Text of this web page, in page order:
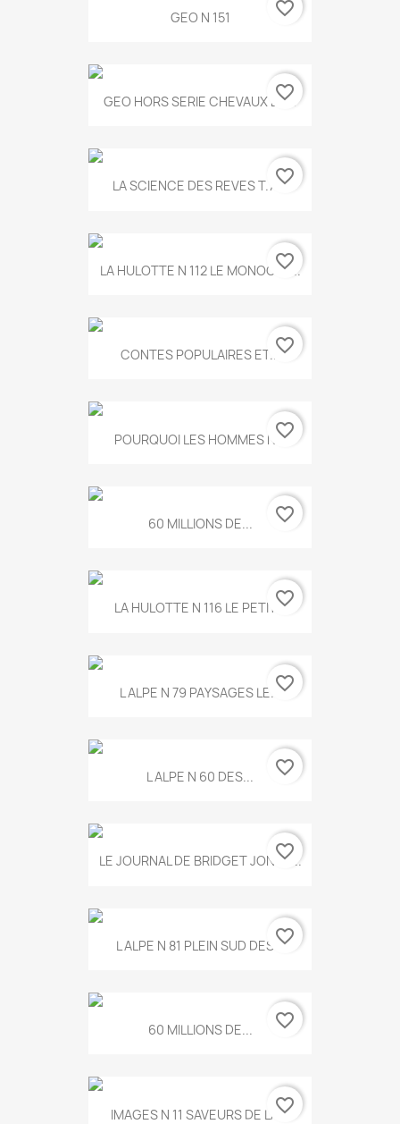
GEO N 151 favorite_border
GEO HORS SERIE CHEVAUX ET...
favorite_border
LA SCIENCE DES REVES T.787
favorite_border
LA HULOTTE N 112 LE MONOCLE...
favorite_border
CONTES POPULAIRES ET...favorite_border
POURQUOI LES HOMMES N...favorite_border
60 MILLIONS DE... favorite_border
LA HULOTTE N 116 LE PETIT...favorite_border
L ALPE N 79 PAYSAGES LE...favorite_border
L ALPE N 60 DES... favorite_border
LE JOURNAL DE BRIDGET JONES...
favorite_border
L ALPE N 81 PLEIN SUD DES...favorite_border
60 MILLIONS DE... favorite_border
IMAGES N 11 SAVEURS DE LA...
favorite_border